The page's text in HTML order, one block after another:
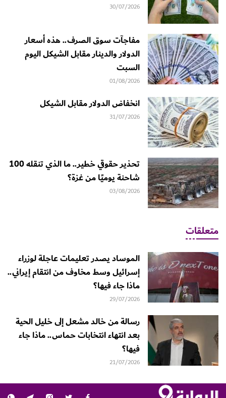
30/07/2026
مفاجآت سوق الصرف.. هذه أسعار
الدولار والدينار مقابل الشيكل اليوم
السبت
01/08/2026
انخفاض الدولار مقابل الشيكل
31/07/2026
تحذير حقوقي خطير.. ما الذي تنقله 100
شاحنة يوميًا من غزة؟
03/08/2026
متعلقات
الموساد يصدر تعليمات عاجلة لوزراء
إسرائيل وسط مخاوف من انتقام إيراني..
ماذا جاء فيها؟
29/07/2026
رسالة من خالد مشعل إلى خليل الحية
بعد انتهاء انتخابات حماس.. ماذا جاء
فيها؟
21/07/2026